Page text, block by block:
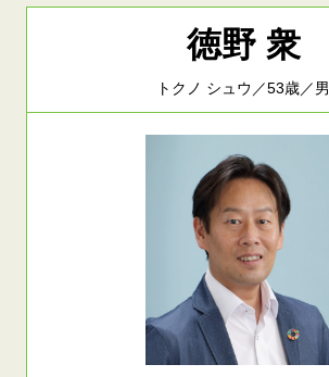
徳野 衆
トクノ シュウ／53歳／男